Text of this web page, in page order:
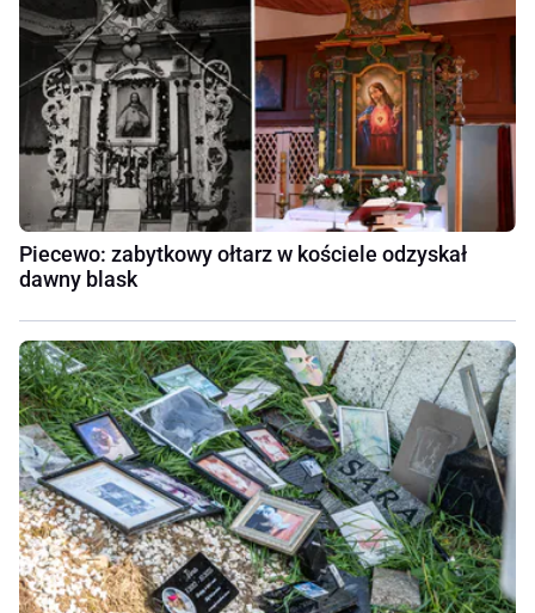
Piecewo: zabytkowy ołtarz w kościele odzyskał
dawny blask